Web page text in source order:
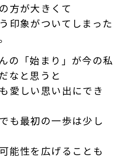
方が大きくて
印象がついてしまった
の「始まり」が今の私
なと思うと
愛しい思い出にでき
も最初の一歩は少し
能性を広げることも